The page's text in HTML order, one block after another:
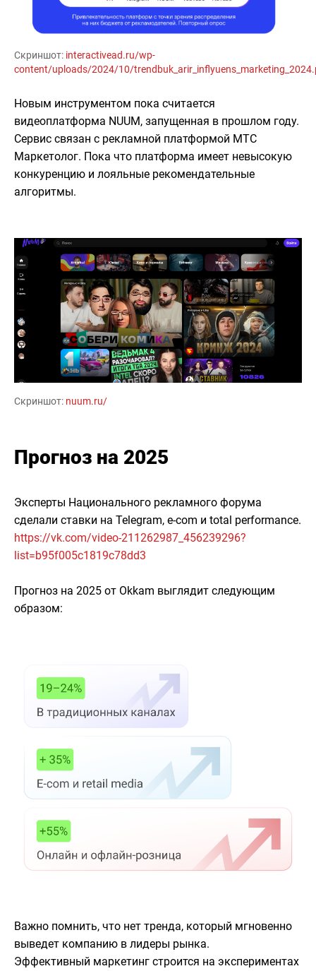
Скриншот: interactivead.ru/wp-
content/uploads/2024/10/
Новым инструментом пока считается
видеоплатформа NUUM, запущенная в прошлом году.
Сервис связан с рекламной платформой МТС
Маркетолог. Пока что платформа имеет невысокую
конкуренцию и лояльные рекомендательные
алгоритмы.
Скриншот: nuum.ru/
Прогноз на 2025
Эксперты Национального рекламного форума
сделали ставки на Telegram, e-com и total performance.
https://vk.com/video-211262987_456239296?
list=b95f005c1819c78dd3
Прогноз на 2025 от Okkam выглядит следующим
образом:
Важно помнить, что нет тренда, который мгновенно
выведет компанию в лидеры рынка.
Эффективный маркетинг строится на экспериментах